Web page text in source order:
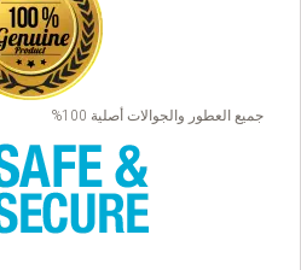
جميع العطور والجوالات أصلية 100%